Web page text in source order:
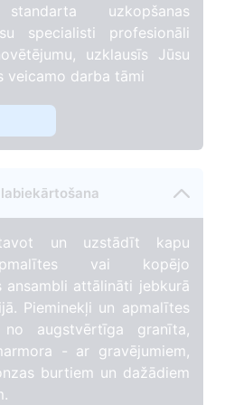
uzkopšanas
specialisti profesionāli
uzklausīs Jūsu
veicamo darba tāmi
un uzstādīt kapu
vai kopējo
ansambli attālināti jebkurā
Pieminekļi un apmalītes
augstvērtīga granīta,
- ar gravējumiem,
burtiem un dažādiem